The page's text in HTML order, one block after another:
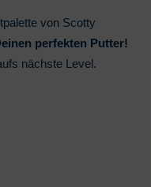
von Scotty
perfekten Putter!
nächste Level.